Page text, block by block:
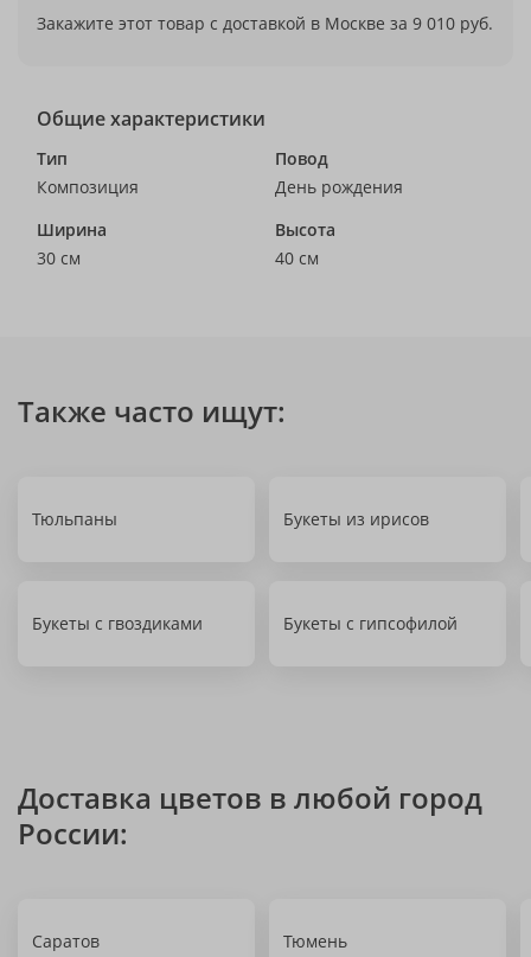
Закажите этот товар с доставкой в Москве за 9 010 руб.
Общие характеристики
Тип
Композиция
Повод
День рождения
Ширина
30 см
Высота
40 см
Также часто ищут:
Тюльпаны Букеты из ирисов
Букеты с гвоздиками Букеты с гипсофилой
Доставка цветов в любой город
России:
Саратов Тюмень